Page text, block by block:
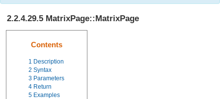
2.2.4.29.5 MatrixPage::MatrixPage
Contents
1 Description
2 Syntax
3 Parameters
4 Return
5 Examples